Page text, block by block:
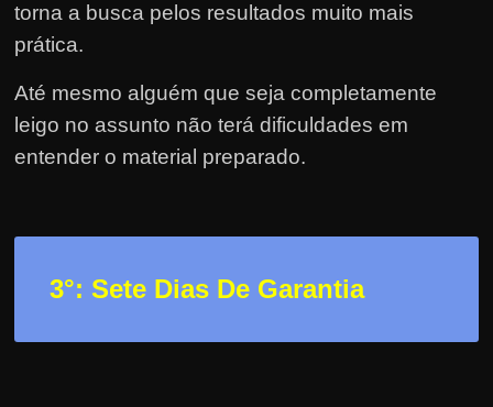
n
e
t
?
m
torna a busca pelos resultados muito mais
prática.
Até mesmo alguém que seja completamente
leigo no assunto não terá dificuldades em
entender o material preparado.
3°: Sete Dias De Garantia